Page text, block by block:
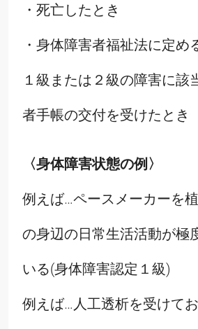
・死亡したとき
・身体障害者福祉法に定め
１級または２級の障害に該
者手帳の交付を受けたとき
〈身体障害状態の例〉
例えば…ペースメーカーを
の身辺の日常生活活動が極
いる(身体障害認定１級)
例えば…人工透析を受けて